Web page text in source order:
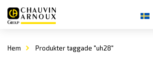
Hem Produkter taggade "uh28"